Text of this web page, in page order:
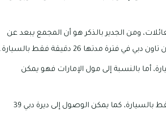
للعائلات، ومن الجدير بالذكر هو أن المجمع يبعد عن
مدتها 28 دقيقة فقط بالسيارة، أما بالنسبة إلى مول الإمارات فهو يمكن
يستغرق الوصول إلى منطقة برج خليفة ما يقرب من 27 دقيقة فقط بالسيارة، كما يمكن الوصول إلى ديرة دبي 39